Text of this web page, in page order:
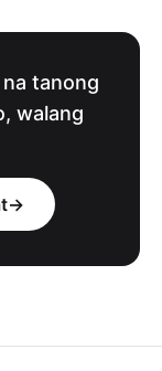
tanong
walang
→